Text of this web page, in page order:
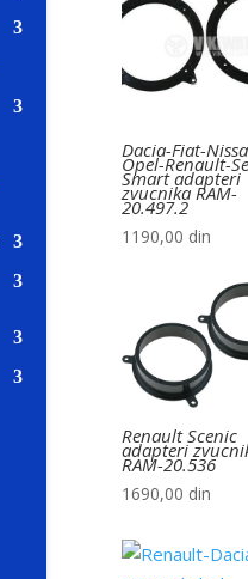
Dacia-Fiat-
Opel-Renault-
Smart adapteri
zvucnika RAM-
20.497.2
1190,00 din
Renault Scenic
adapteri
RAM-20.536
1690,00 din